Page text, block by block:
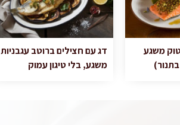
משגע
דג עם חצילים ברוטב עגבניות
משגע, בלי טיגון עמוק